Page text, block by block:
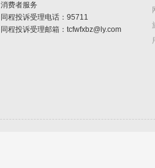
消费者服务
同程投诉受理电话：95711
同程投诉受理邮箱：tcfwfxbz@ly.com